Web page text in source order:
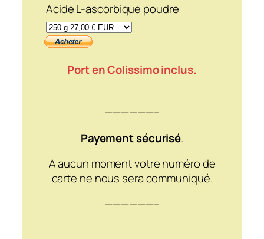
Acide L-ascorbique poudre
Port en Colissimo inclus.
——————–
Payement sécurisé.
A aucun moment votre numéro de
carte ne nous sera communiqué.
——————–